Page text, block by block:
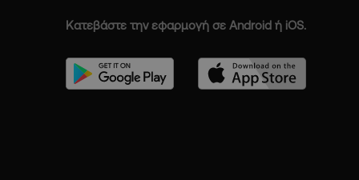
Κατεβάστε την εφαρμογή σε Android ή iOS.